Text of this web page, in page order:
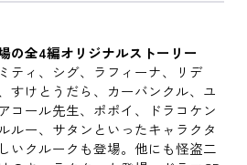
の全4編オリジナルストーリー
ティ、シグ、ラフィーナ、リデ
すけとうだら、カーバンクル、ユ
コール先生、ポポイ、ドラコケン
ルー、サタンといったキャラクタ
いクルークも登場。他にも怪盗二